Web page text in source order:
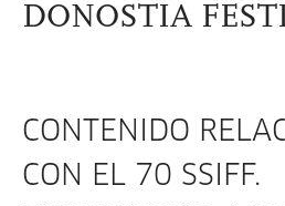
DONOSTIA
CONTENIDO
CON EL 70 SSIFF.